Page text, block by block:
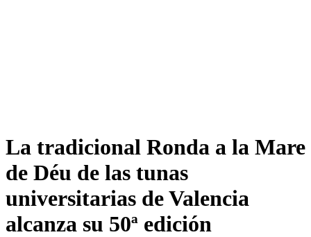
La tradicional Ronda a la Mare
de Déu de las tunas
universitarias de Valencia
alcanza su 50ª edición